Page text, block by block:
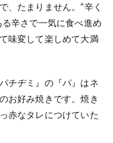
、たまりません。“辛く
辛さで一気に食べ進め
味変して楽しめて大満
チヂミ』の『パ』はネ
お好み焼きです。焼き
赤なタレにつけていた